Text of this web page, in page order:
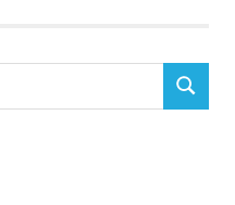
SUCHEN